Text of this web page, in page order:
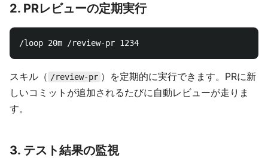
2. PRレビューの定期実行
スキル（ /review-pr ）を定期的に実行できます。PRに新
しいコミットが追加されるたびに自動レビューが走りま
す。
3. テスト結果の監視